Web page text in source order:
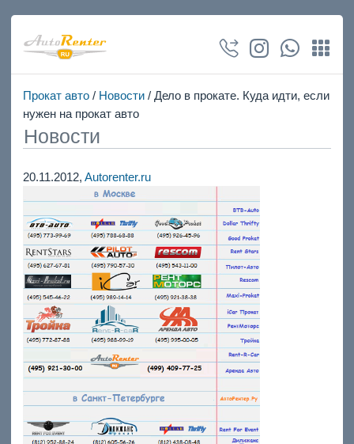
Прокат авто/ Новости/ Дело в прокате. Куда идти, если
нужен на прокат авто
Новости
20.11.2012, Autorenter.ru